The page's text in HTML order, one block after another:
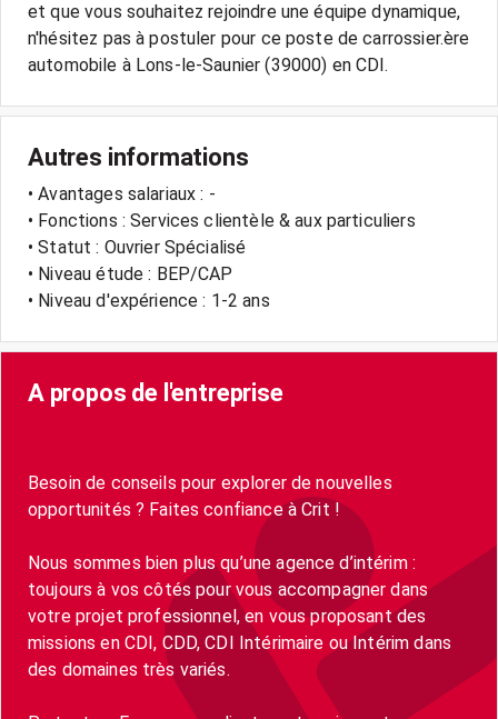
et que vous souhaitez rejoindre une équipe dynamique,
n'hésitez pas à postuler pour ce poste de carrossier.ère
Autres informations
• Avantages salariaux : -
• Fonctions : Services clientèle & aux particuliers
• Statut : Ouvrier Spécialisé
• Niveau étude : BEP/CAP
• Niveau d'expérience : 1-2 ans
A propos de l'entreprise
Besoin de conseils pour explorer de nouvelles
opportunités ? Faites confiance à Crit !
Nous sommes bien plus qu’une agence d’intérim :
toujours à vos côtés pour vous accompagner dans
votre projet professionnel, en vous proposant des
missions en CDI, CDD, CDI Intérimaire ou Intérim dans
des domaines très variés.